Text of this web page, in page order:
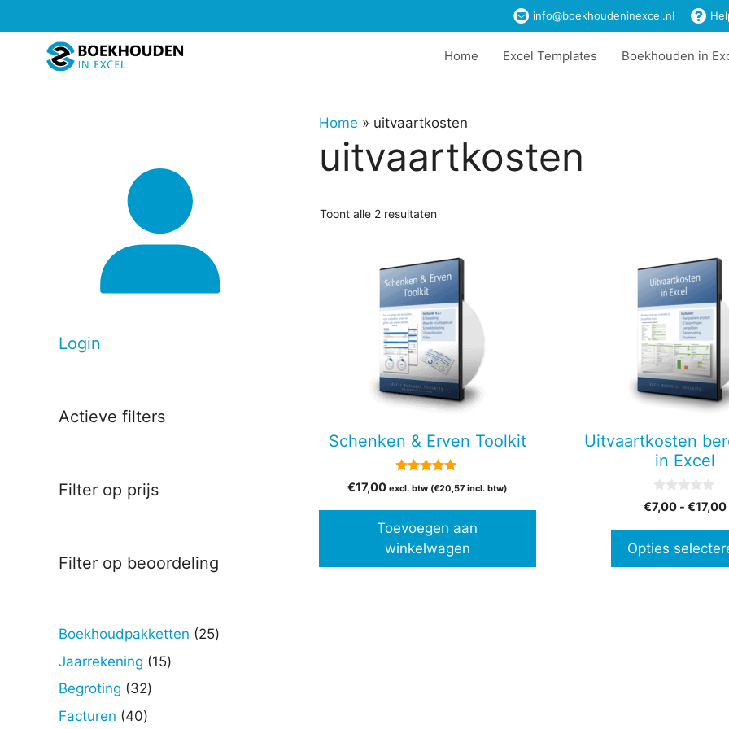
naar
info@boekhoudeninexcel.nl
Home Excel Templates Boekhouden in
Home » uitvaartkosten
uitvaartkosten
Toont alle 2 resultaten
Schenken & Erven Toolkit
4.75
van 5
€17,00 excl. btw (€20,57 incl. btw)
Toevoegen aan
winkelwagen
Uitvaartkosten
in Excel
0
v
5
€7,00 - €17,00
Opties
worden
productpagina
Login
Actieve filters
Filter op prijs
Filter op beoordeling
Boekhoudpakketten 2525
Jaarrekening 1515
Begroting 3232
Facturen 4040